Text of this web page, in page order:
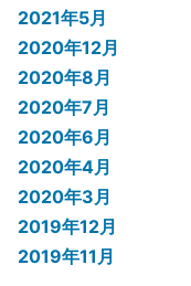
2021年5月
2020年12月
2020年8月
2020年7月
2020年6月
2020年4月
2020年3月
2019年12月
2019年11月